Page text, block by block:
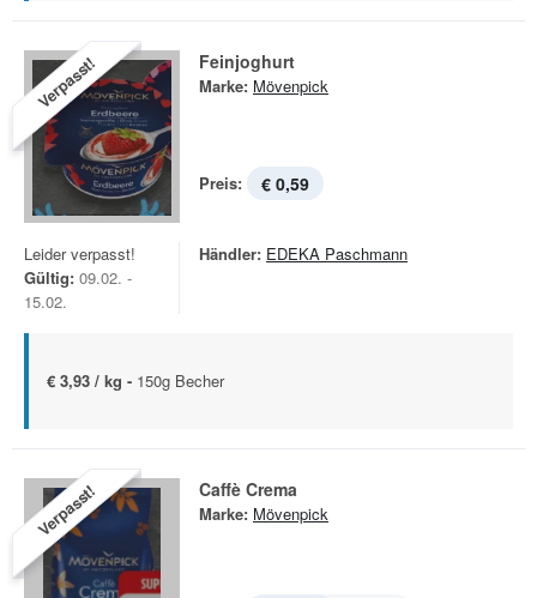
Verpasst! Feinjoghurt
Marke: Mövenpick
Preis: € 0,59
Leider verpasst!
Gültig: 09.02. -
15.02.
Händler: EDEKA Paschmann
€ 3,93 / kg - 150g Becher
Verpasst! Caffè Crema
Marke: Mövenpick